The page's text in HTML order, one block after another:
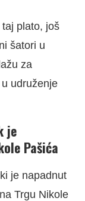
plato, još
šatori u
za
udruženje
je
Pašića
je napadnut
Trgu Nikole